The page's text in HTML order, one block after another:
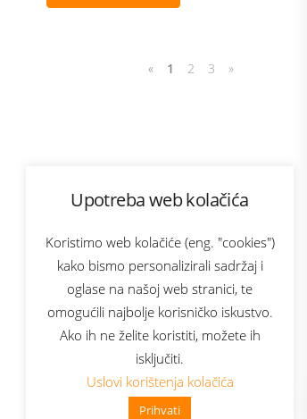
Upotreba web kolačića
Koristimo web kolačiće (eng. "cookies")
kako bismo personalizirali sadržaj i
oglase na našoj web stranici, te
omogućili najbolje korisničko iskustvo.
Ako ih ne želite koristiti, možete ih
isključiti.
Uslovi korištenja kolačića
Prihvati
👋 Zdravo, kako mogu pomoći?
« 1 2 3 »
Bonus plus
Prijava za newsletter